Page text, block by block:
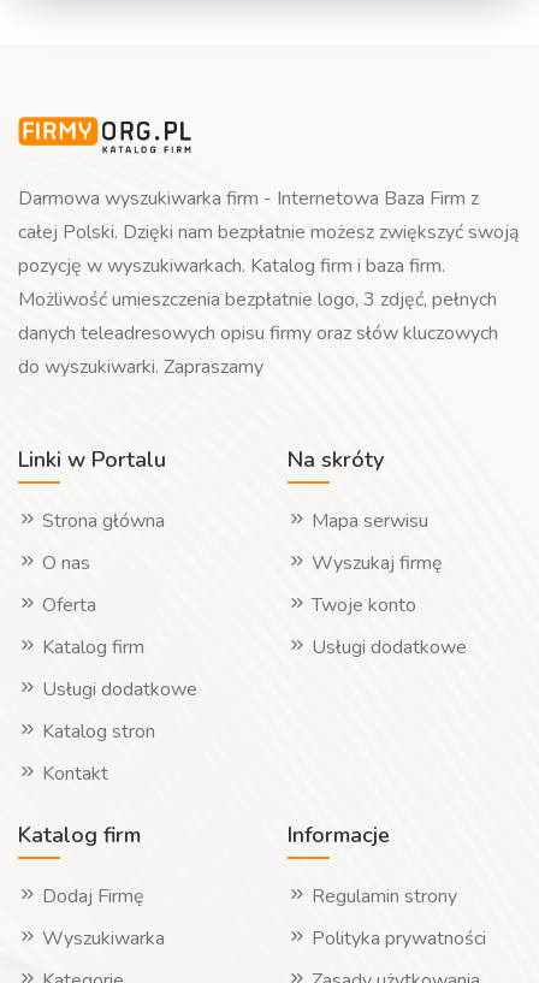
Darmowa wyszukiwarka firm - Internetowa Baza Firm z
całej Polski. Dzięki nam bezpłatnie możesz zwiększyć swoją
pozycję w wyszukiwarkach. Katalog firm i baza firm.
Możliwość umieszczenia bezpłatnie logo, 3 zdjęć, pełnych
danych teleadresowych opisu firmy oraz słów kluczowych
do wyszukiwarki. Zapraszamy
Linki w Portalu
Strona główna
O nas
Oferta
Katalog firm
Usługi dodatkowe
Katalog stron
Kontakt
Na skróty
Mapa serwisu
Wyszukaj firmę
Twoje konto
Usługi dodatkowe
Katalog firm
Dodaj Firmę
Wyszukiwarka
Informacje
Regulamin strony
Polityka prywatności